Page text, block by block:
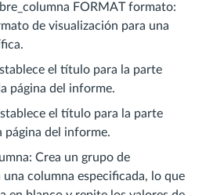
FORMAT formato:
de visualización para una
el título para la parte
página del informe.
el título para la parte
página del informe.
Crea un grupo de
columna especificada, lo que